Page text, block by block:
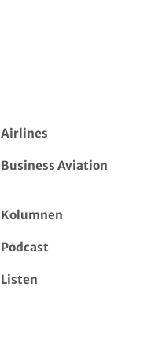
Airlines
Business Aviation
Kolumnen
Podcast
Listen